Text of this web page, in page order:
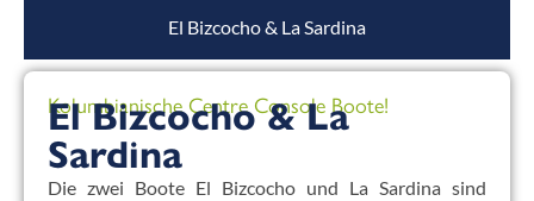
El Bizcocho & La Sardina
Kolumbianische Centre Console Boote!
El Bizcocho & La
Sardina
Die zwei Boote El Bizcocho und La Sardina sind